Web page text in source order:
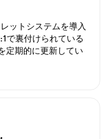
ットシステムを導入
で裏付けられている
定期的に更新してい